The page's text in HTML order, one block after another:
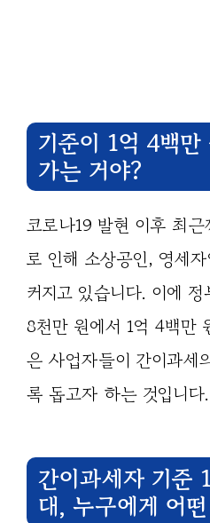
기준이 1억 4백
가는 거야?
코로나19 발현 이후 최
로 인해 소상공인, 영세
커지고 있습니다. 이에
8천만 원에서 1억 4백만
은 사업자들이 간이과세
록 돕고자 하는 것입니다.
간이과세자 기준
대, 누구에게 어